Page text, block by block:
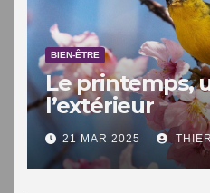
BIEN-ÊTRE
Le printemps,
l’extérieur
21 MAR 2025